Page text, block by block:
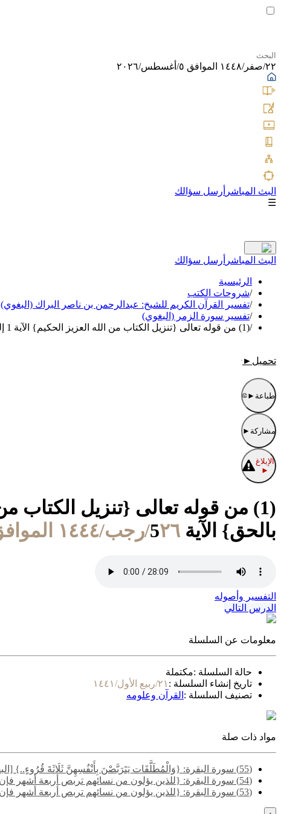
٢٢/صفر/١٤٤٨ الموافق ٥/أغسطس/٢٠٢٦
البث المباشر أرسل سؤالك
☰
البث المباشر أرسل سؤالك
الرئيسية
/شروحات الكتب
/تفسير القرآن الكريم للشيخ: عبدالرحمن بن ناصر البراك (البغوي)
/تفسير سورة الزمر (البغوي)
/(1) من قوله تعالى {تنزيل الكتاب من الله العزيز الحكيم} الآية 1 إلى قوله تعالى {خلق السماوات والأرض بالحق} الآية 5
تحميل ►
طباعة ►
مشاركة ►
الإبلاغ
►
بالحق} الآية 5 ٢٦/رجب/١٤٤٤ الموافق ١٧/فبراير/٢٠٢٣
التفسير وأصوله
الدرس التالي
معلومات عن السلسلة
حالة السلسلة :مكتملة
تاريخ إنشاء السلسلة : ٢١/ربيع الأول/١٤٤١
تصنيف السلسلة : القرآن وعلومه
مواد ذات صلة
(55) سورة البقرة: {وَالْمُطَلَّقَات يَتَرَبَّصْنَ بِأَنْفُسِهِنَّ ثَلَاثَةَ قُرُوءٍ..} [البقرة: 228] - المسألة الأولى
(54) سورة البقرة: {للذين يؤلون من نسائهم تربص أربعة أشهر فإن فاءوا فإن الله غفور رحيم..} [البقرة: 226] - المسألة التاسعة
(53) سورة البقرة: {للذين يؤلون من نسائهم تربص أربعة أشهر فإن فاءوا فإن الله غفور رحيم..} [البقرة: 226] - المسألة الأولى